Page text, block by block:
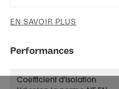
EN SAVOIR PLUS
Performances
Coefficient d'isolation